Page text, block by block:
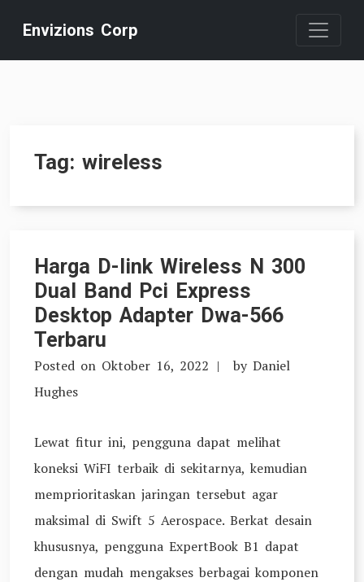
content
Envizions Corp
Tag: wireless
Harga D-link Wireless N 300
Dual Band Pci Express
Desktop Adapter Dwa-566
Terbaru
Posted on Oktober 16, 2022 by Daniel
Hughes
Lewat fitur ini, pengguna dapat melihat
koneksi WiFI terbaik di sekitarnya, kemudian
memprioritaskan jaringan tersebut agar
maksimal di Swift 5 Aerospace. Berkat desain
khususnya, pengguna ExpertBook B1 dapat
dengan mudah mengakses berbagai komponen